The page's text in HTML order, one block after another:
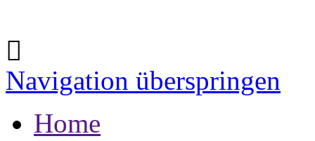
Navigation überspringen
Home